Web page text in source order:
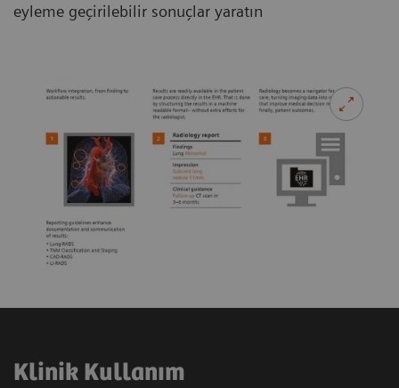
eyleme geçirilebilir sonuçlar yaratın
Klinik Kullanım